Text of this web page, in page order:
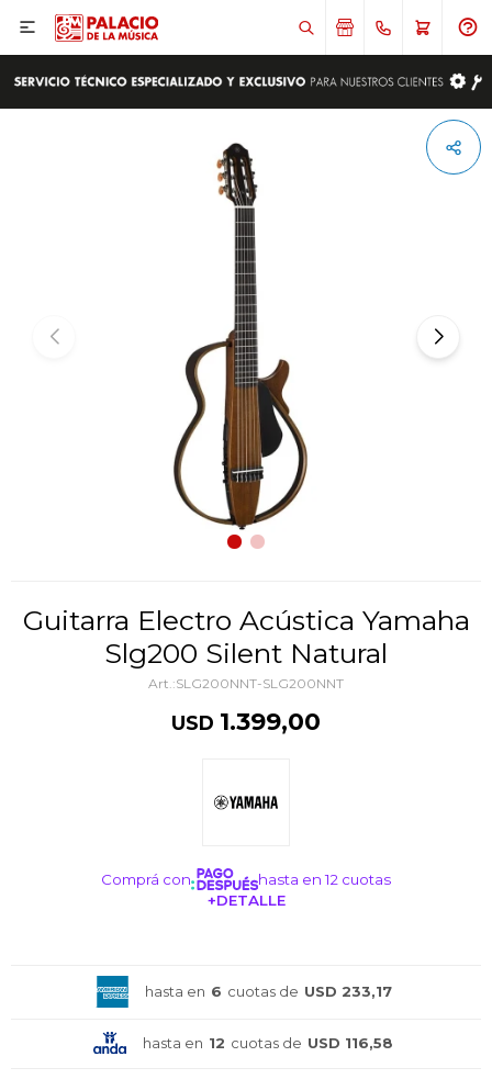

Guitarra Electro Acústica Yamaha
Slg200 Silent Natural
SLG200NNT-SLG200NNT
USD 1.399,00
Comprá con
hasta en 12 cuotas
+DETALLE
hasta en 6 cuotas de USD 233,17
hasta en 12 cuotas de USD 116,58